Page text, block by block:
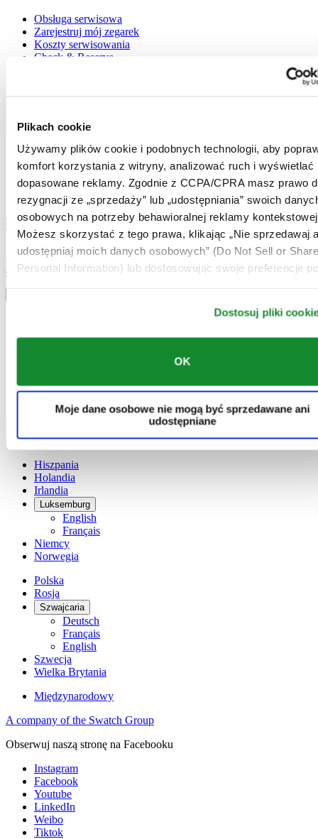
Plikach cookie
Używamy plików cookie i podobnych technologii, aby
komfort korzystania z witryny, analizować ruch i wyświetlać
dopasowane reklamy. Zgodnie z CCPA/CPRA masz prawo
rezygnacji ze „sprzedaży” lub „udostępniania” swoich
osobowych na potrzeby behawioralnej reklamy
Możesz skorzystać z tego prawa, klikając „Nie sprzedawaj
udostępniaj moich danych osobowych” (Do Not Sell or
Personal Information) lub dostosowując swoje preferencje
Dostosuj pliki
OK
Moje dane osobowe nie mogą być sprzedawane ani
udostępniane
Obsługa serwisowa
Zarejestruj mój zegarek
Koszty serwisowania
Check & Reserve
Warunki użytkowania
Polityka prywatności
Plikach cookie
Warunki Dostawy i Zwrotów
Warunki sprzedaży
Odstąpienie od umowy
Dołącz do klubu CERTINA
Zapisz się, aby otrzymywać najświeższe informacje
Zapisz się
Wybierz kraj / region
English
Dania
France
Hiszpania
Holandia
Irlandia
Luksemburg
English
Français
Niemcy
Norwegia
Polska
Rosja
Szwajcaria
Deutsch
Français
English
Szwecja
Wielka Brytania
Międzynarodowy
A company of the Swatch Group
Obserwuj naszą stronę na Facebooku
Instagram
Facebook
Youtube
LinkedIn
Weibo
Tiktok